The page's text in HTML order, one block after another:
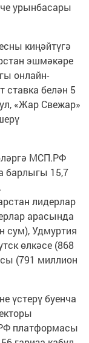
урынбасары
киңәйтүгә
эшмәкәре
онлайн-
ставка белән 5
«Жар Свежар»
МСП.РФ
барлыгы 15,7
лидерлар
арасында
сум), Удмуртия
өлкәсе (868
(791 миллион
үстерү буенча
платформасы